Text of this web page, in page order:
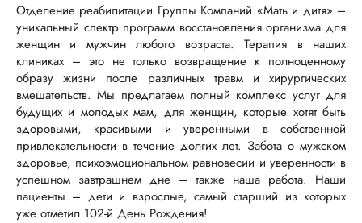
Отделение реабилитации Группы Компаний «Мать и дитя» –
уникальный спектр программ восстановления организма для
женщин и мужчин любого возраста. Терапия в наших
клиниках – это не только возвращение к полноценному
образу жизни после различных травм и хирургических
вмешательств. Мы предлагаем полный комплекс услуг для
будущих и молодых мам, для женщин, которые хотят быть
здоровыми, красивыми и уверенными в собственной
привлекательности в течение долгих лет. Забота о мужском
здоровье, психоэмоциональном равновесии и уверенности в
успешном завтрашнем дне – также наша работа. Наши
пациенты – дети и взрослые, самый старший из которых
уже отметил 102-й День Рождения!